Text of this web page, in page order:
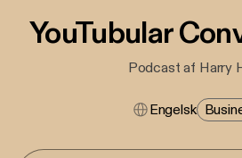
YouTubular
Podcast af Harry
Engelsk